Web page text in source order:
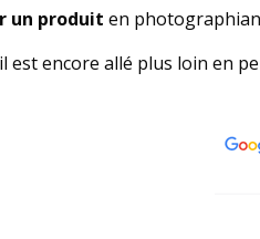
un produit en
est encore allé plus loin en